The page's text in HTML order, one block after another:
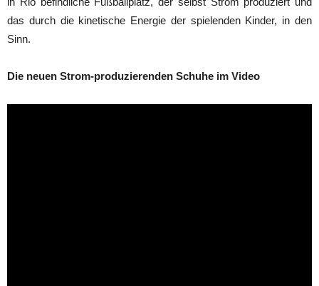
das durch die kinetische Energie der spielenden Kinder, in den
Sinn.
Die neuen Strom-produzierenden Schuhe im Video